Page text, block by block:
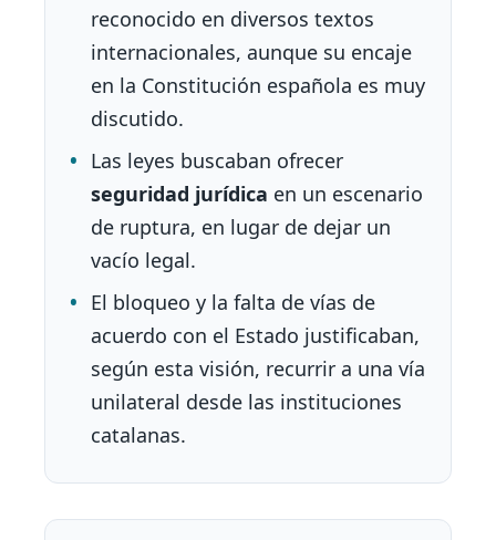
reconocido en diversos textos
internacionales, aunque su encaje
en la Constitución española es muy
discutido.
Las leyes buscaban ofrecer
seguridad jurídica en un escenario
de ruptura, en lugar de dejar un
vacío legal.
El bloqueo y la falta de vías de
acuerdo con el Estado justificaban,
según esta visión, recurrir a una vía
unilateral desde las instituciones
catalanas.